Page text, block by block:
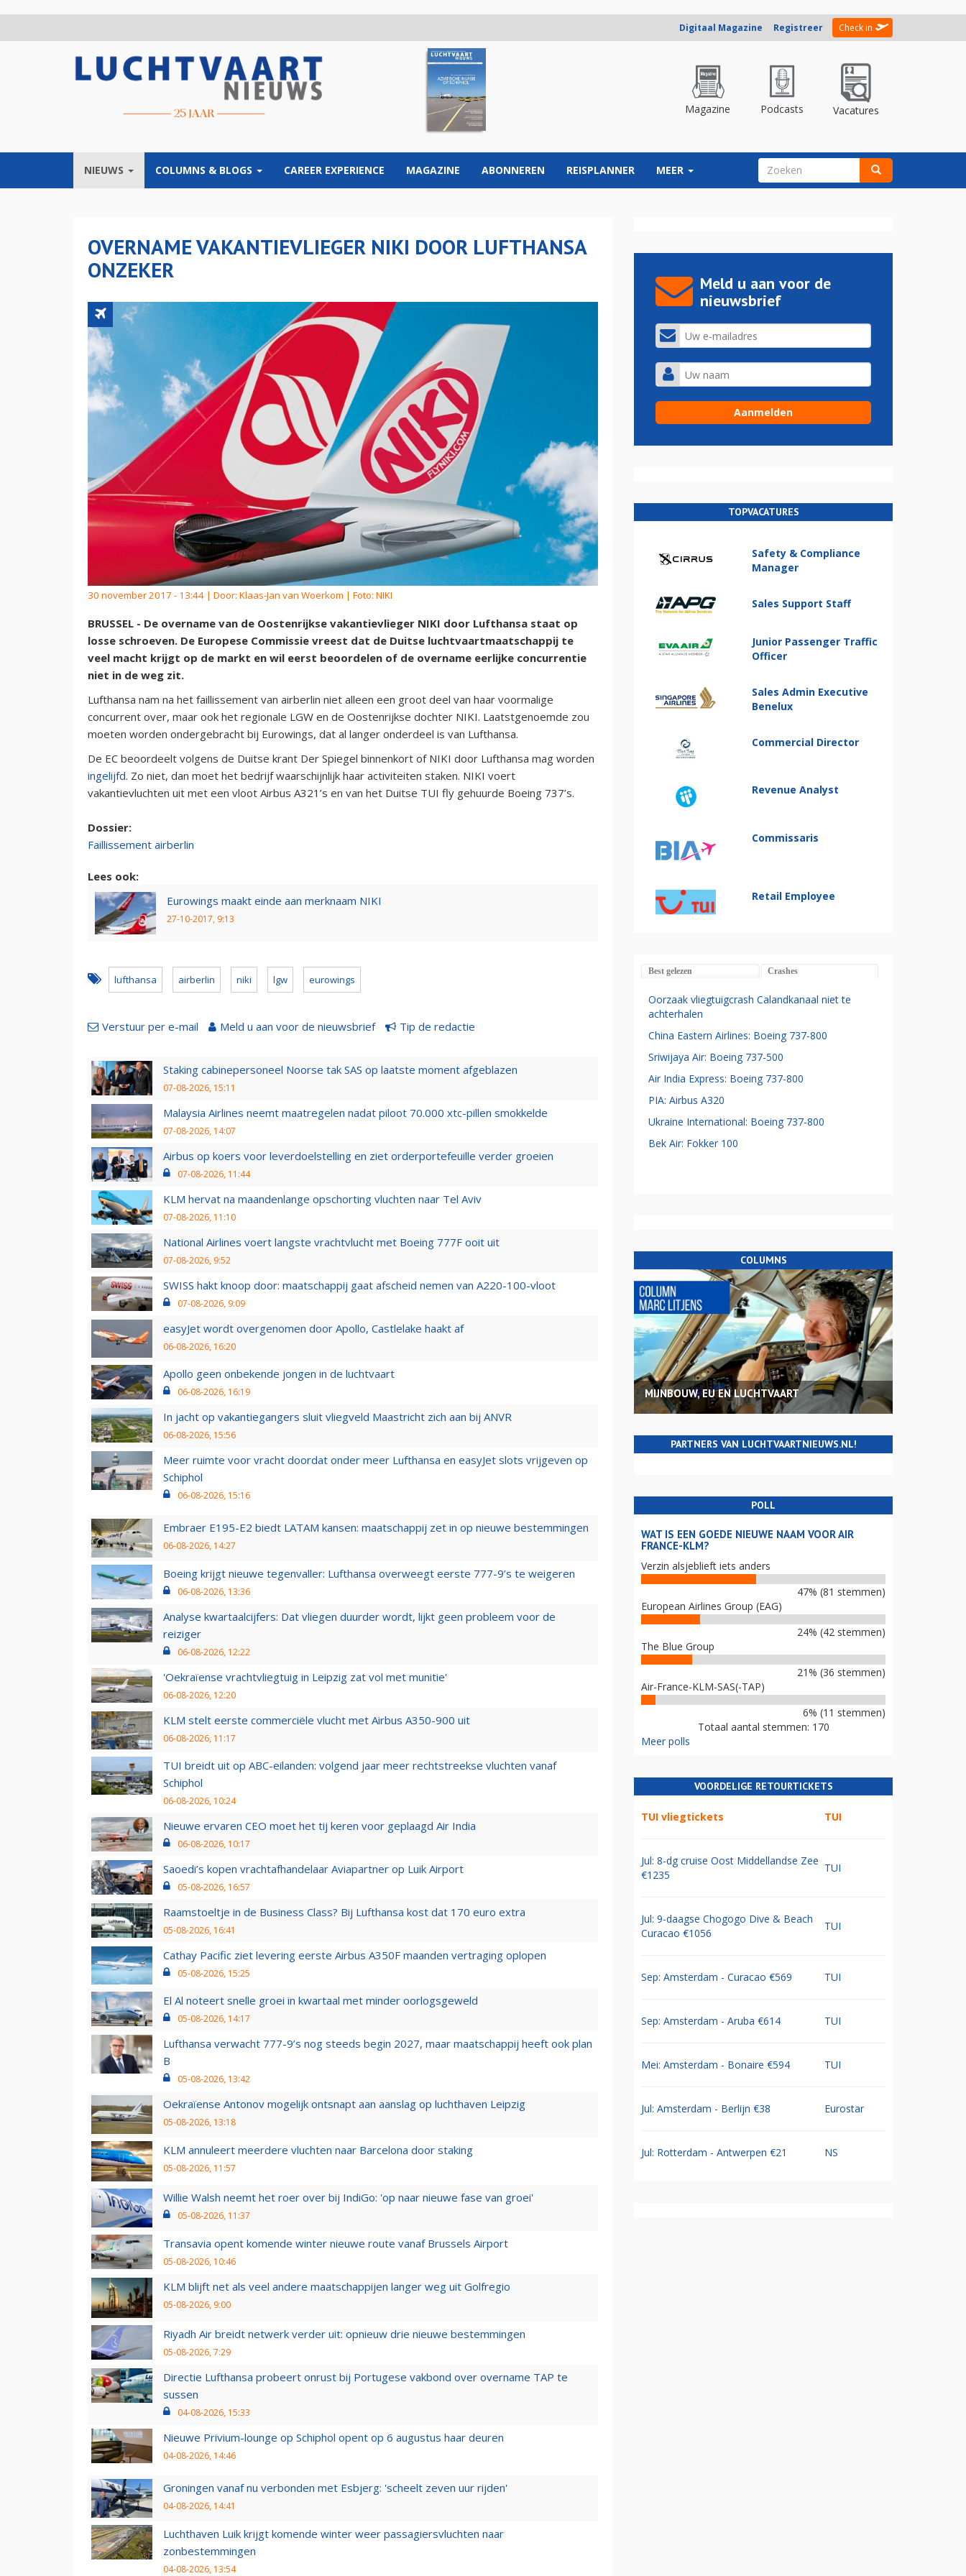
Digitaal Magazine Registreer Check in
Magazine Podcasts Vacatures
NIEUWS COLUMNS & BLOGS CAREER EXPERIENCE MAGAZINE ABONNEREN REISPLANNER MEER ZOEKVELD
OVERNAME VAKANTIEVLIEGER NIKI DOOR LUFTHANSA
ONZEKER
30 november 2017 - 13:44 | Door: Klaas-Jan van Woerkom | Foto: NIKI
BRUSSEL - De overname van de Oostenrijkse vakantievlieger NIKI door Lufthansa staat op
losse schroeven. De Europese Commissie vreest dat de Duitse luchtvaartmaatschappij te
veel macht krijgt op de markt en wil eerst beoordelen of de overname eerlijke concurrentie
niet in de weg zit.
Lufthansa nam na het faillissement van airberlin niet alleen een groot deel van haar voormalige
concurrent over, maar ook het regionale LGW en de Oostenrijkse dochter NIKI. Laatstgenoemde zou
moeten worden ondergebracht bij Eurowings, dat al langer onderdeel is van Lufthansa.
De EC beoordeelt volgens de Duitse krant Der Spiegel binnenkort of NIKI door Lufthansa mag worden
ingelijfd. Zo niet, dan moet het bedrijf waarschijnlijk haar activiteiten staken. NIKI voert
vakantievluchten uit met een vloot Airbus A321’s en van het Duitse TUI fly gehuurde Boeing 737’s.
Dossier:
Faillissement airberlin
Lees ook:
Eurowings maakt einde aan merknaam NIKI
27-10-2017, 9:13
lufthansa airberlin niki lgw eurowings
Verstuur per e-mail Meld u aan voor de nieuwsbrief Tip de redactie
Staking cabinepersoneel Noorse tak SAS op laatste moment afgeblazen
07-08-2026, 15:11
Malaysia Airlines neemt maatregelen nadat piloot 70.000 xtc-pillen smokkelde
07-08-2026, 14:07
Airbus op koers voor leverdoelstelling en ziet orderportefeuille verder groeien
07-08-2026, 11:44
KLM hervat na maandenlange opschorting vluchten naar Tel Aviv
07-08-2026, 11:10
National Airlines voert langste vrachtvlucht met Boeing 777F ooit uit
07-08-2026, 9:52
SWISS hakt knoop door: maatschappij gaat afscheid nemen van A220-100-vloot
07-08-2026, 9:09
easyJet wordt overgenomen door Apollo, Castlelake haakt af
06-08-2026, 16:20
Apollo geen onbekende jongen in de luchtvaart
06-08-2026, 16:19
In jacht op vakantiegangers sluit vliegveld Maastricht zich aan bij ANVR
06-08-2026, 15:56
Meer ruimte voor vracht doordat onder meer Lufthansa en easyJet slots vrijgeven op
Schiphol
06-08-2026, 15:16
Embraer E195-E2 biedt LATAM kansen: maatschappij zet in op nieuwe bestemmingen
06-08-2026, 14:27
Boeing krijgt nieuwe tegenvaller: Lufthansa overweegt eerste 777-9’s te weigeren
06-08-2026, 13:36
Analyse kwartaalcijfers: Dat vliegen duurder wordt, lijkt geen probleem voor de
reiziger
06-08-2026, 12:22
'Oekraïense vrachtvliegtuig in Leipzig zat vol met munitie'
06-08-2026, 12:20
KLM stelt eerste commerciële vlucht met Airbus A350-900 uit
06-08-2026, 11:17
TUI breidt uit op ABC-eilanden: volgend jaar meer rechtstreekse vluchten vanaf
Schiphol
06-08-2026, 10:24
Nieuwe ervaren CEO moet het tij keren voor geplaagd Air India
06-08-2026, 10:17
Saoedi’s kopen vrachtafhandelaar Aviapartner op Luik Airport
05-08-2026, 16:57
Raamstoeltje in de Business Class? Bij Lufthansa kost dat 170 euro extra
05-08-2026, 16:41
Cathay Pacific ziet levering eerste Airbus A350F maanden vertraging oplopen
05-08-2026, 15:25
El Al noteert snelle groei in kwartaal met minder oorlogsgeweld
05-08-2026, 14:17
Lufthansa verwacht 777-9’s nog steeds begin 2027, maar maatschappij heeft ook plan
B
05-08-2026, 13:42
Oekraïense Antonov mogelijk ontsnapt aan aanslag op luchthaven Leipzig
05-08-2026, 13:18
KLM annuleert meerdere vluchten naar Barcelona door staking
05-08-2026, 11:57
Willie Walsh neemt het roer over bij IndiGo: 'op naar nieuwe fase van groei'
05-08-2026, 11:37
Transavia opent komende winter nieuwe route vanaf Brussels Airport
05-08-2026, 10:46
KLM blijft net als veel andere maatschappijen langer weg uit Golfregio
05-08-2026, 9:00
Riyadh Air breidt netwerk verder uit: opnieuw drie nieuwe bestemmingen
05-08-2026, 7:29
Directie Lufthansa probeert onrust bij Portugese vakbond over overname TAP te
sussen
04-08-2026, 15:33
Nieuwe Privium-lounge op Schiphol opent op 6 augustus haar deuren
04-08-2026, 14:46
Groningen vanaf nu verbonden met Esbjerg: 'scheelt zeven uur rijden'
04-08-2026, 14:41
Luchthaven Luik krijgt komende winter weer passagiersvluchten naar
zonbestemmingen
04-08-2026, 13:54
Meld u aan voor de
nieuwsbrief
TOPVACATURES
Safety & Compliance
Manager
Sales Support Staff
Junior Passenger Traffic
Officer
Sales Admin Executive
Benelux
Commercial Director
Revenue Analyst
Commissaris
Retail Employee
Best gelezen Crashes
Oorzaak vliegtuigcrash Calandkanaal niet te
achterhalen
China Eastern Airlines: Boeing 737-800
Sriwijaya Air: Boeing 737-500
Air India Express: Boeing 737-800
PIA: Airbus A320
Ukraine International: Boeing 737-800
Bek Air: Fokker 100
COLUMNS
MIJNBOUW, EU EN LUCHTVAART
PARTNERS VAN LUCHTVAARTNIEUWS.NL!
POLL
WAT IS EEN GOEDE NIEUWE NAAM VOOR AIR
FRANCE-KLM?
Verzin alsjeblieft iets anders
47% (81 stemmen)
European Airlines Group (EAG)
24% (42 stemmen)
The Blue Group
21% (36 stemmen)
Air-France-KLM-SAS(-TAP)
6% (11 stemmen)
Totaal aantal stemmen: 170
Meer polls
VOORDELIGE RETOURTICKETS
TUI vliegtickets TUI
Jul: 8-dg cruise Oost Middellandse Zee
€1235
TUI
Jul: 9-daagse Chogogo Dive & Beach
Curacao €1056
TUI
Sep: Amsterdam - Curacao €569 TUI
Sep: Amsterdam - Aruba €614 TUI
Mei: Amsterdam - Bonaire €594 TUI
Jul: Amsterdam - Berlijn €38 Eurostar
Jul: Rotterdam - Antwerpen €21 NS